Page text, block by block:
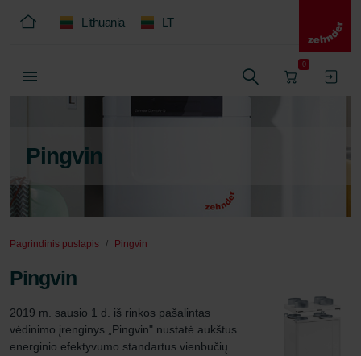
Lithuania LT
0
Pingvin
Pagrindinis puslapis Pingvin
Pingvin
2019 m. sausio 1 d. iš rinkos pašalintas
vėdinimo įrenginys „Pingvin" nustatė aukštus
energinio efektyvumo standartus vienbučių